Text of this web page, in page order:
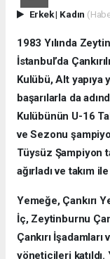
Erkek| Kadın
1983 Yılında
İstanbul’da
Kulübü, Alt yapıya
başarılarla da
Kulübünün U-16
ve Sezonu
Tüysüz Şampiyon
ağırladı ve takım
Yemeğe, Çankırı
İç, Zeytinburnu
Çankırı
yöneticileri